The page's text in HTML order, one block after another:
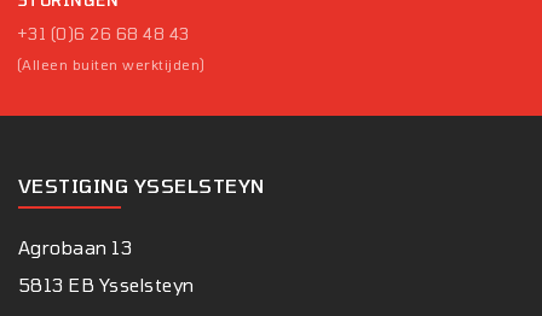
+31 (0)6 26 68 48 43
(Alleen buiten werktijden)
VESTIGING YSSELSTEYN
Agrobaan 13
5813 EB Ysselsteyn